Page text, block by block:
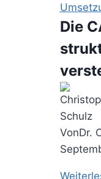
Die
VonDr.